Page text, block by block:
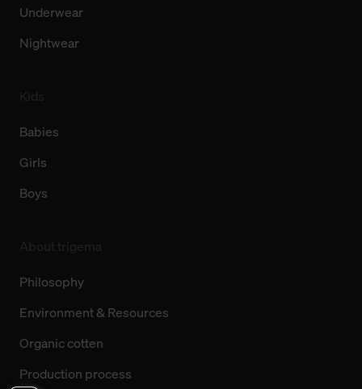
Underwear
Nightwear
Babies
Girls
Boys
Philosophy
Environment & Resources
Organic cotten
Production process